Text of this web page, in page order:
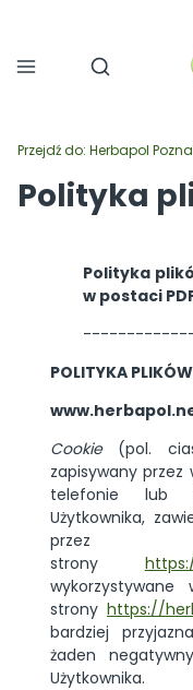
Otwórz
Przejdź do: Herbapol
Polityka
Polityka
w postaci
POLITYKA
Cookie (pol.
zapisywany
telefonie lub
Użytkownika,
przez
strony
strony https://
bardziej
żaden
Użytkownika.